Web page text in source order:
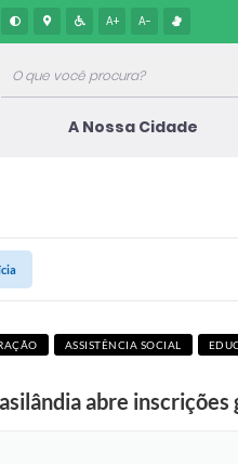
A+ A-
A Nossa Cidade
ASSISTÊNCIA SOCIAL
abre